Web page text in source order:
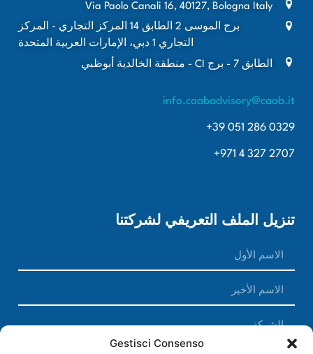
Gestisci Consenso
Via Paolo Canali 16, 40127, Bologna Italy
برج الموسى 2 الطابق 14 المركز التجاري - المركز
التجاري 1 دبي، الإمارات العربية المتحدة
الطابق 7 - برج CI - منطقة الخالدية أبوظبي
info.caabadvisory@caab.it
+39 051 286 0329
+971 4 327 2707
تنزيل الملف التعريفي لشركتنا